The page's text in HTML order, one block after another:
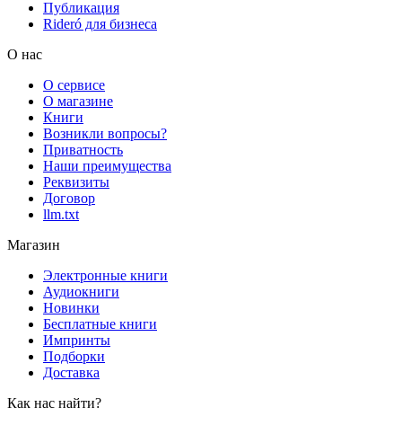
Публикация
Rideró для бизнеса
О нас
О сервисе
О магазине
Книги
Возникли вопросы?
Приватность
Наши преимущества
Реквизиты
Договор
llm.txt
Магазин
Электронные книги
Аудиокниги
Новинки
Бесплатные книги
Импринты
Подборки
Доставка
Как нас найти?